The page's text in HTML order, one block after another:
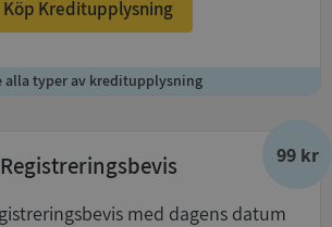
Köp Kreditupplysning
alla typer av kreditupplysning
99 kr
Registreringsbevis
med dagens datum